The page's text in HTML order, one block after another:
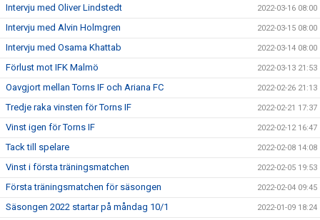
Intervju med Oliver Lindstedt 2022-03-16 08:00
Intervju med Alvin Holmgren 2022-03-15 08:00
Intervju med Osama Khattab 2022-03-14 08:00
Förlust mot IFK Malmö 2022-03-13 21:53
Oavgjort mellan Torns IF och Ariana FC 2022-02-26 21:13
Tredje raka vinsten för Torns IF 2022-02-21 17:37
Vinst igen för Torns IF 2022-02-12 16:47
Tack till spelare 2022-02-08 14:08
Vinst i första träningsmatchen 2022-02-05 19:53
Första träningsmatchen för säsongen 2022-02-04 09:45
Säsongen 2022 startar på måndag 10/1 2022-01-09 18:24